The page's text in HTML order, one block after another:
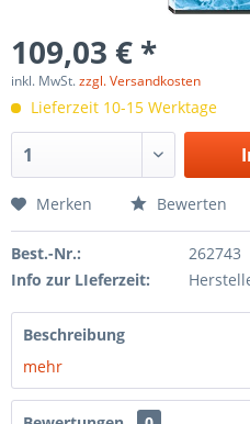
109,03 € *
inkl. MwSt.zzgl. Versandkosten
Lieferzeit 10-15 Werktage
Merken Bewerten
Best.-Nr.:
262743
Info zur LIeferzeit:
Beschreibung
mehr